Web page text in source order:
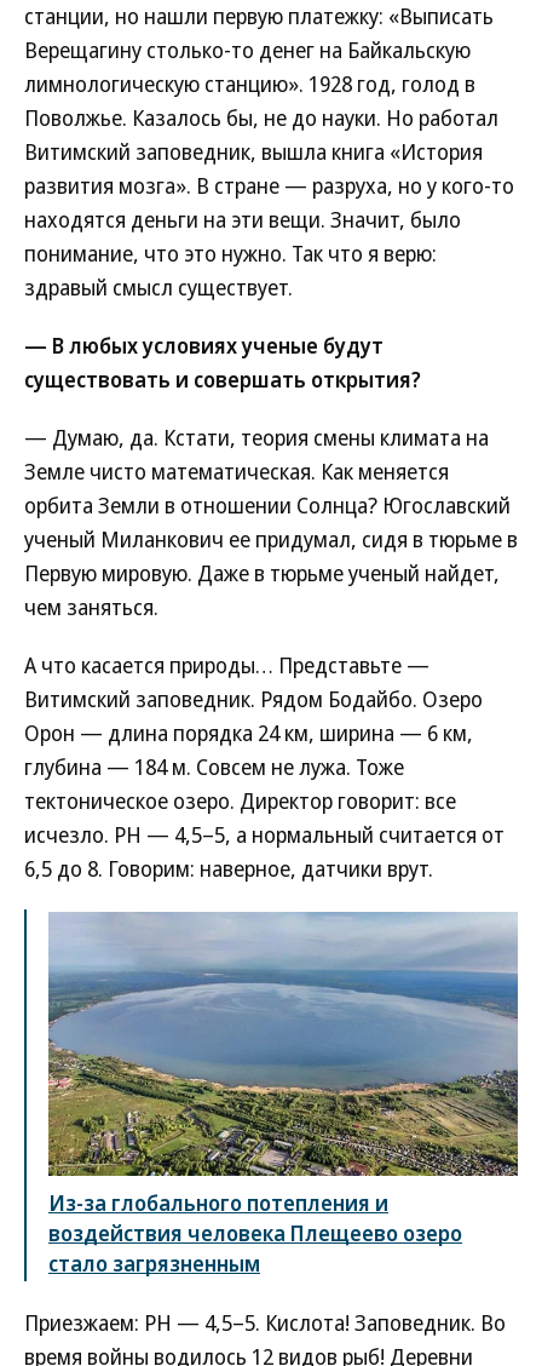
станции, но нашли первую платежку: «Выписать
Верещагину столько-то денег на Байкальскую
лимнологическую станцию». 1928 год, голод в
Поволжье. Казалось бы, не до науки. Но работал
Витимский заповедник, вышла книга «История
развития мозга». В стране — разруха, но у кого-то
находятся деньги на эти вещи. Значит, было
понимание, что это нужно. Так что я верю:
здравый смысл существует.
— В любых условиях ученые будут
существовать и совершать открытия?
— Думаю, да. Кстати, теория смены климата на
Земле чисто математическая. Как меняется
орбита Земли в отношении Солнца? Югославский
ученый Миланкович ее придумал, сидя в тюрьме в
Первую мировую. Даже в тюрьме ученый найдет,
чем заняться.
А что касается природы… Представьте —
Витимский заповедник. Рядом Бодайбо. Озеро
Орон — длина порядка 24 км, ширина — 6 км,
глубина — 184 м. Совсем не лужа. Тоже
тектоническое озеро. Директор говорит: все
исчезло. PH — 4,5–5, а нормальный считается от
6,5 до 8. Говорим: наверное, датчики врут.
Из-за глобального потепления и
воздействия человека Плещеево озеро
стало загрязненным
Приезжаем: РН — 4,5–5. Кислота! Заповедник. Во
время войны водилось 12 видов рыб! Деревни